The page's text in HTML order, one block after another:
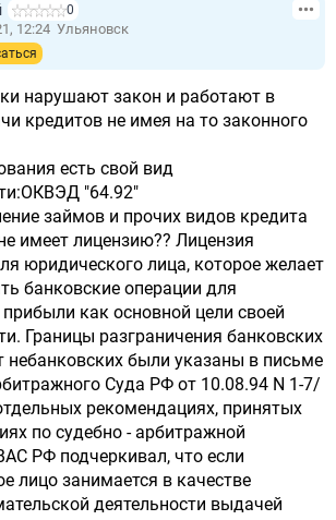
0
12:24 Ульяновск
нарушают закон и работают в
кредитов не имея на то законного
есть свой вид
"64.92"
займов и прочих видов кредита
имеет лицензию?? Лицензия
юридического лица, которое желает
банковские операции для
прибыли как основной цели своей
Границы разграничения банковских
небанковских были указаны в письме
Суда РФ от 10.08.94 N 1-7/
рекомендациях, принятых
по судебно - арбитражной
РФ подчеркивал, что если
лицо занимается в качестве
деятельности выдачей